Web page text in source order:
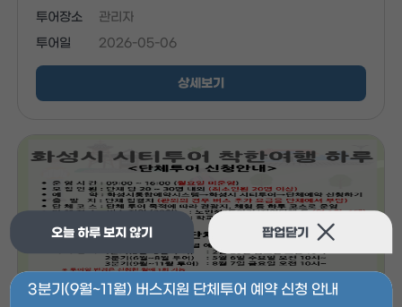
투어장소
관리자
투어일
2026-05-06
상세보기
오늘 하루 보지 않기 팝업닫기
3분기(9월~11월) 버스지원 단체투어 예약 신청 안내